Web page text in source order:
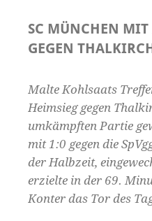
SC MÜNCHEN MIT
GEGEN
Malte Kohlsaats
Heimsieg gegen
umkämpften Partie
mit 1:0 gegen die
der Halbzeit,
erzielte in der 69.
Konter das Tor des